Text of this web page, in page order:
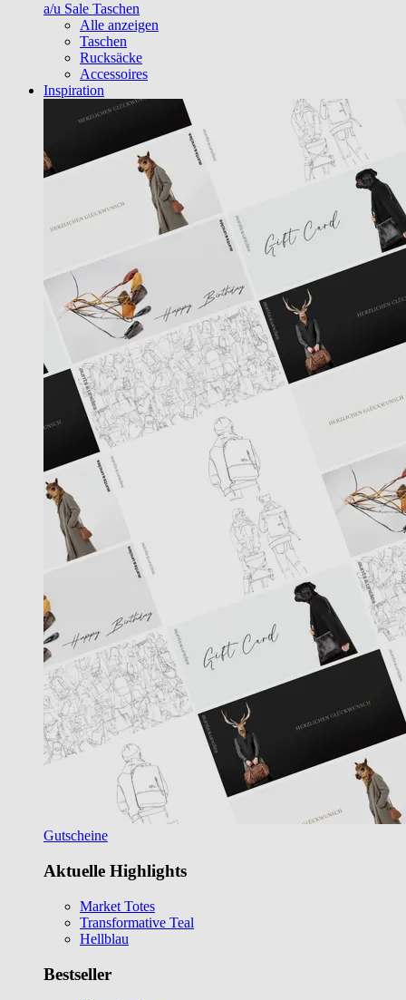
a/u Sale Taschen
Alle anzeigen
Taschen
Rucksäcke
Accessoires
Inspiration
Gutscheine
Aktuelle Highlights
Market Totes
Transformative Teal
Hellblau
Bestseller